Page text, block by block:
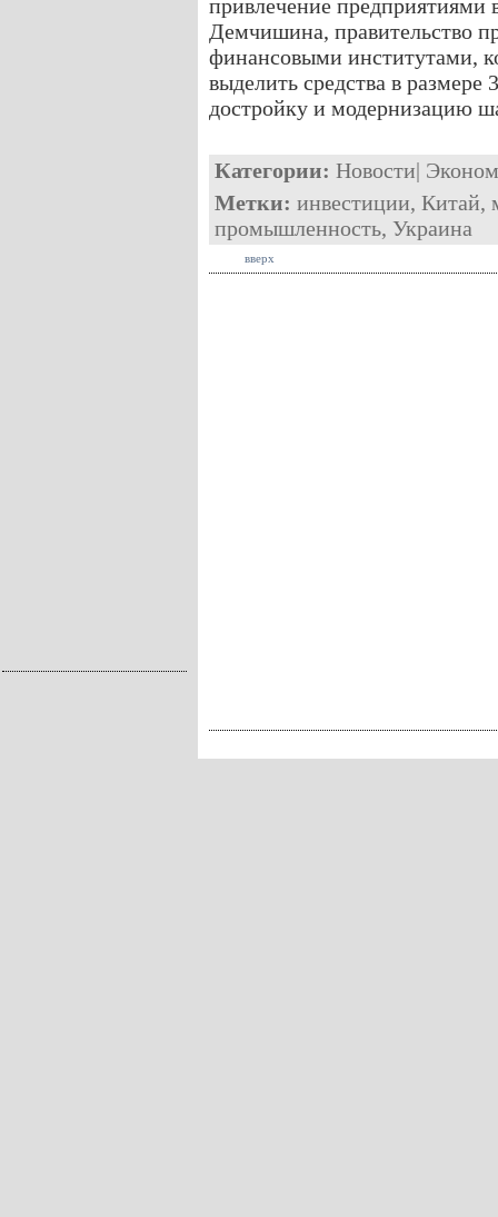
привлечение предприятиями
Демчишина, правительство
финансовыми институтами,
выделить средства в
достройку и модернизацию
Категории: Новости|
Метки: инвестиции, Китай,
промышленность, Украина
вверх